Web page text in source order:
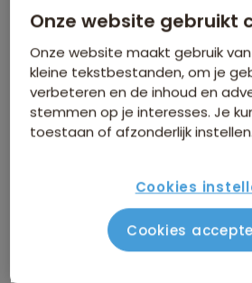
> Meer informatie & bestellen
Duizend dagen in
Bettine Vriesekoop verblijft drie
boek vertelt ze hoe ze als
haar weg vindt in het turbulente
gaat naar de confrontaties tussen
en rijk, meerderheid en
Onze website gebruikt
Onze website maakt gebruik
kleine tekstbestanden, om je
verbeteren en de inhoud en
stemmen op je interesses. Je
toestaan of afzonderlijk instellen.
Cookies
Cookies